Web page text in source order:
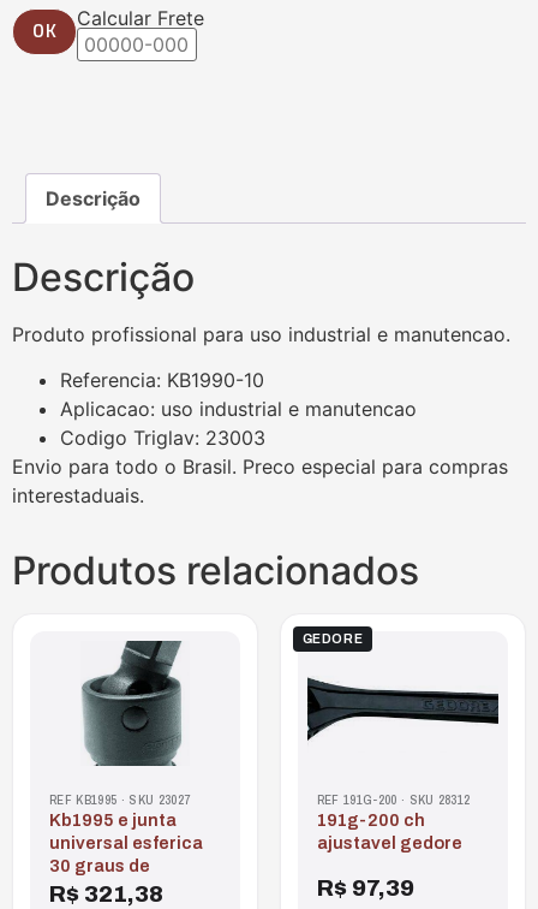
Calcular Frete
OK
Descrição
Descrição
Produto profissional para uso industrial e manutencao.
Referencia: KB1990-10
Aplicacao: uso industrial e manutencao
Codigo Triglav: 23003
Envio para todo o Brasil. Preco especial para compras
interestaduais.
Produtos relacionados
REF KB1995 · SKU 23027
kb1995 e junta
universal esferica
30 graus de
R$ 321,38
GEDORE
REF 191G-200 · SKU 28312
191g-200 ch
ajustavel gedore
R$ 97,39